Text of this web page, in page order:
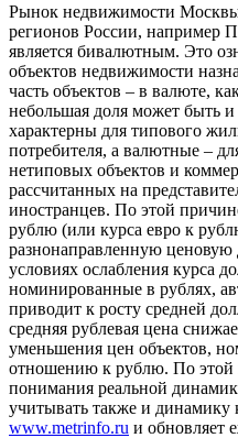
Рынок недвижимости
регионов России, например
является бивалютным. Это
объектов недвижимости
часть объектов – в валюте,
небольшая доля может быть
характерны для типового
потребителя, а валютные –
нетиповых объектов и
рассчитанных на
иностранцев. По этой
рублю (или курса евро к
разнонаправленную
условиях ослабления курса
номинированные в рублях,
приводит к росту средней
средняя рублевая цена
уменьшения цен объектов,
отношению к рублю. По этой
понимания реальной
учитывать также и динамику
www.metrinfo.ru и обновляет